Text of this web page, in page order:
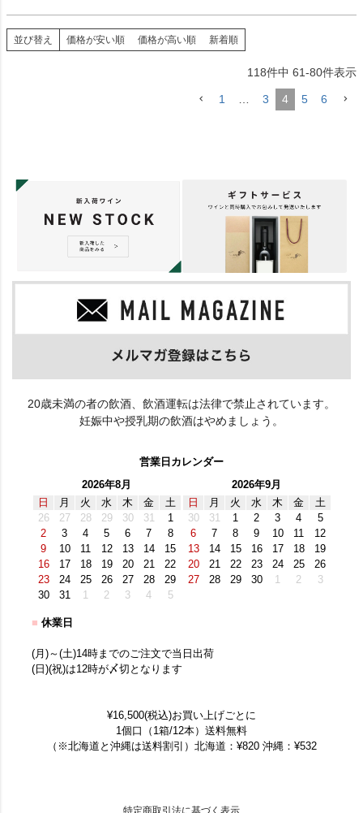
並び替え 価格が安い順 価格が高い順 新着順
118件中 61-80件表示
1 3 4 5 6
20歳未満の者の飲酒、飲酒運転は法律で禁止されています。
妊娠中や授乳期の飲酒はやめましょう。
営業日カレンダー
2026年8月
日
月 火 水 木 金
土
26
27 28 29 30 31
1
2
3 4 5 6 7
8
9
10 11 12 13 14
15
16
17 18 19 20 21
22
23
24 25 26 27 28
29
30
31 1 2 3 4 5
2026年9月
日
月 火 水 木 金
土
30
31 1 2 3 4
5
6
7 8 9 10 11
12
13
14 15 16 17 18
19
20
21 22 23 24 25
26
27
28 29 30 1 2 3
■ 休業日
(月)～(土)14時までのご注文で当日出荷
(日)(祝)は12時が〆切となります
¥16,500(税込)お買い上げごとに
1個口（1箱/12本）送料無料
（※北海道と沖縄は送料割引）北海道：¥820 沖縄：¥532